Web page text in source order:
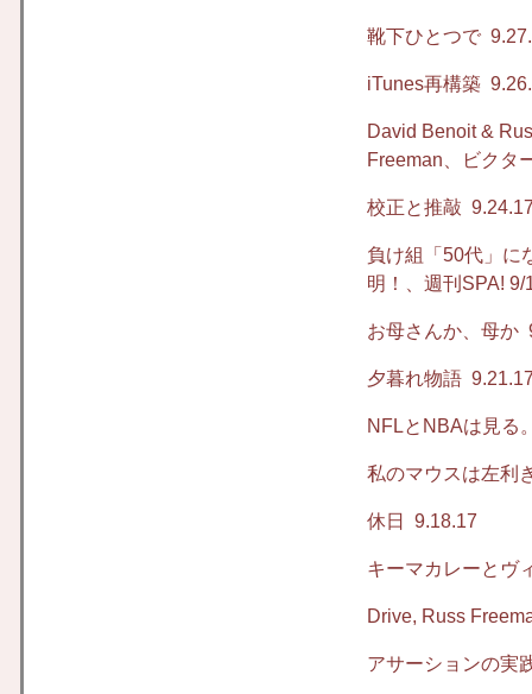
靴下ひとつで
iTunes再構築
David Benoit &
Freeman、ビクタ
校正と推敲
負け組「50代」に
明！、週刊SPA!
お母さんか、母か
夕暮れ物語
NFLとNBAは見る
私のマウスは左利
休日 9.18.17
キーマカレーとヴ
Drive, Russ
アサーションの実